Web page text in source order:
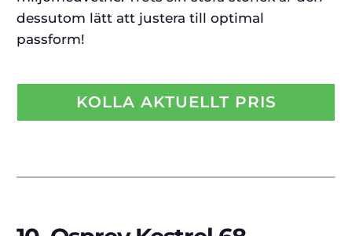
dessutom lätt att justera till optimal
passform!
KOLLA AKTUELLT PRIS